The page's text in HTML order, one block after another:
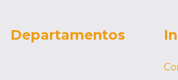
Departamentos